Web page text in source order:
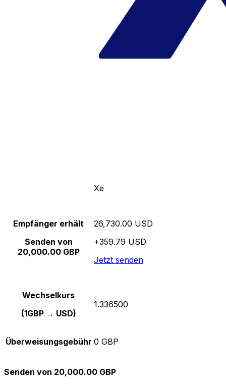
Xe
Empfänger erhält
Senden von
20,000.00 GBP
26,730.00 USD
+359.79 USD
Jetzt senden
Wechselkurs
(1GBP → USD)
1.336500
Überweisungsgebühr 0 GBP
Senden von 20,000.00 GBP